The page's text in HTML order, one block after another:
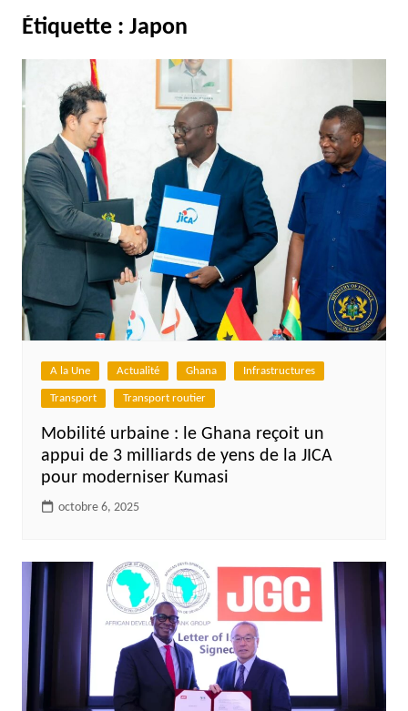
Étiquette : Japon
A la Une Actualité Ghana Infrastructures
Transport Transport routier
Mobilité urbaine : le Ghana reçoit un
appui de 3 milliards de yens de la JICA
pour moderniser Kumasi
octobre 6, 2025